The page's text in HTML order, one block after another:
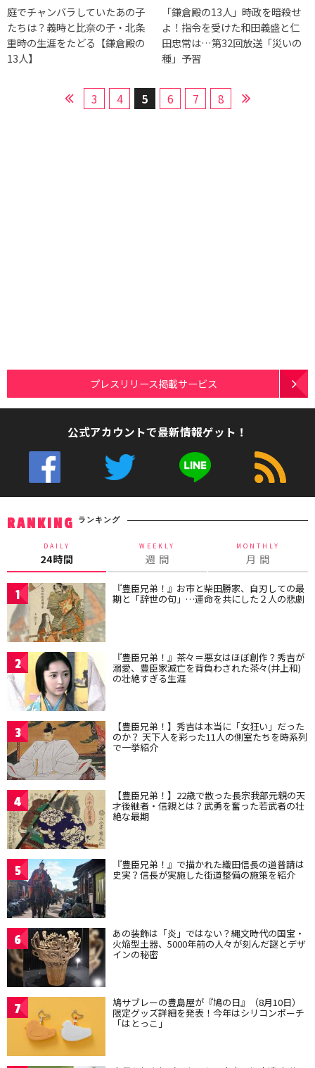
庭でチャンバラしていたあの子
たちは？義時と比奈の子・北条
重時の生涯をたどる【鎌倉殿の
13人】
「鎌倉殿の13人」時政を暗殺せ
よ！指令を受けた和田義盛と仁
田忠常は…第32回放送「災いの
種」予習
3 4 5 6 7 8
プレスリリース掲載サービス
公式アカウントで最新情報ゲット！
RANKING ランキング
DAILY
24時間
WEEKLY
週 間
MONTHLY
月 間
1 『豊臣兄弟！』お市と柴田勝家、自刃しての最
期と「辞世の句」…運命を共にした２人の悲劇
2 『豊臣兄弟！』茶々＝悪女はほぼ創作？秀吉が
溺愛、豊臣家滅亡を背負わされた茶々(井上和)
の壮絶すぎる生涯
3 【豊臣兄弟！】秀吉は本当に「女狂い」だった
のか？ 天下人を彩った11人の側室たちを時系列
で一挙紹介
4 【豊臣兄弟！】22歳で散った長宗我部元親の天
才後継者・信親とは？武勇を奮った若武者の壮
絶な最期
5 『豊臣兄弟！』で描かれた織田信長の道普請は
史実？信長が実施した街道整備の施策を紹介
6 あの装飾は「炎」ではない？縄文時代の国宝・
火焔型土器、5000年前の人々が刻んだ謎とデザ
インの秘密
7 鳩サブレーの豊島屋が『鳩の日』（8月10日）
限定グッズ詳細を発表！今年はシリコンポーチ
「はとっこ」